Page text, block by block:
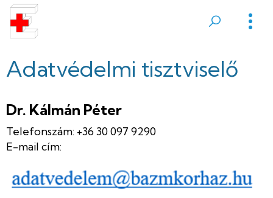
Ugrás
tartalomraSátoraljaújhelyi
Erzsébet
Adatvédelmi tisztviselő
Dr. Kálmán Péter
Telefonszám: +36 30 097 9290
E-mail cím: